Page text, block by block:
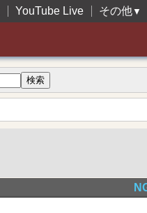
YouTube Live その他▼